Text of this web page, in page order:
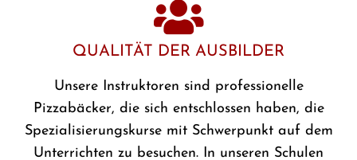
QUALITÄT DER AUSBILDER
Unsere Instruktoren sind professionelle
Pizzabäcker, die sich entschlossen haben, die
Spezialisierungskurse mit Schwerpunkt auf dem
Unterrichten zu besuchen. In unseren Schulen